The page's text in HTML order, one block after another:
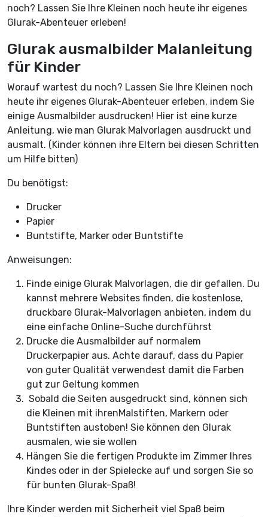
noch? Lassen Sie Ihre Kleinen noch heute ihr eigenes
Glurak-Abenteuer erleben!
Glurak ausmalbilder Malanleitung
für Kinder
Worauf wartest du noch? Lassen Sie Ihre Kleinen noch
heute ihr eigenes Glurak-Abenteuer erleben, indem Sie
einige Ausmalbilder ausdrucken! Hier ist eine kurze
Anleitung, wie man Glurak Malvorlagen ausdruckt und
ausmalt. (Kinder können ihre Eltern bei diesen Schritten
um Hilfe bitten)
Du benötigst:
Drucker
Papier
Buntstifte, Marker oder Buntstifte
Anweisungen:
Finde einige Glurak Malvorlagen, die dir gefallen. Du
kannst mehrere Websites finden, die kostenlose,
druckbare Glurak-Malvorlagen anbieten, indem du
eine einfache Online-Suche durchführst
Drucke die Ausmalbilder auf normalem
Druckerpapier aus. Achte darauf, dass du Papier
von guter Qualität verwendest damit die Farben
gut zur Geltung kommen
Sobald die Seiten ausgedruckt sind, können sich
die Kleinen mit ihrenMalstiften, Markern oder
Buntstiften austoben! Sie können den Glurak
ausmalen, wie sie wollen
Hängen Sie die fertigen Produkte im Zimmer Ihres
Kindes oder in der Spielecke auf und sorgen Sie so
für bunten Glurak-Spaß!
Ihre Kinder werden mit Sicherheit viel Spaß beim